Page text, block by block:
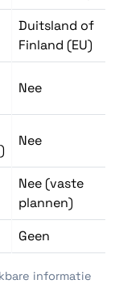
Duitsland of
Finland (EU)
Nee
Nee
Nee (vaste
plannen)
Geen
informatie